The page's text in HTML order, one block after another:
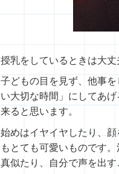
授乳をしているときは大
子どもの目を見ず、他事
い大切な時間」にしてあ
来ると思います。
始めはイヤイヤしたり、
もとても可愛いものです
真似たり、自分で声を出す